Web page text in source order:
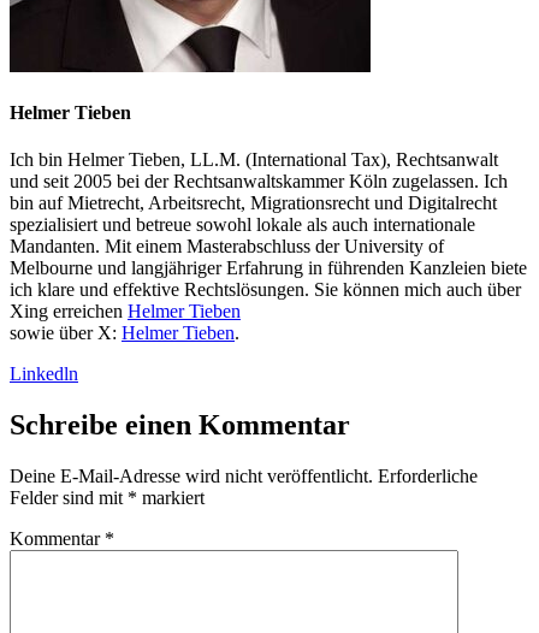
Helmer Tieben
Ich bin Helmer Tieben, LL.M. (International Tax), Rechtsanwalt
und seit 2005 bei der Rechtsanwaltskammer Köln zugelassen. Ich
bin auf Mietrecht, Arbeitsrecht, Migrationsrecht und Digitalrecht
spezialisiert und betreue sowohl lokale als auch internationale
Mandanten. Mit einem Masterabschluss der University of
Melbourne und langjähriger Erfahrung in führenden Kanzleien biete
ich klare und effektive Rechtslösungen. Sie können mich auch über
Xing erreichen Helmer Tieben
sowie über X: Helmer Tieben.
Linkedln
Schreibe einen Kommentar
Deine E-Mail-Adresse wird nicht veröffentlicht. Erforderliche
Felder sind mit * markiert
Kommentar *